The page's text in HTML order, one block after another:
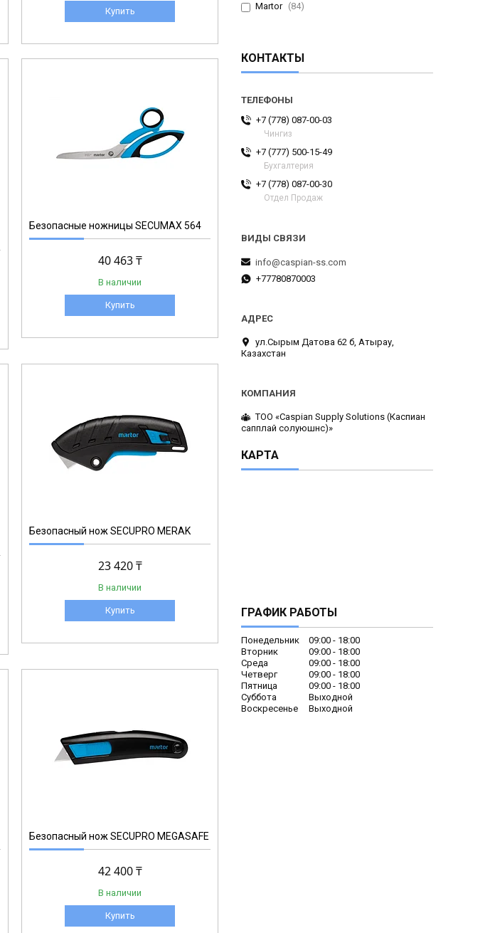
Купить
Безопасные ножницы SECUMAX 564
40 463 ₸
В наличии
Купить
Безопасный нож SECUPRO MERAK
23 420 ₸
В наличии
Купить
Безопасный нож SECUPRO MEGASAFE
42 400 ₸
В наличии
Купить
Martor
84
КОНТАКТЫ
+7 (778) 087-00-03
Чингиз
+7 (777) 500-15-49
Бухгалтерия
+7 (778) 087-00-30
Отдел Продаж
info@caspian-ss.com
+77780870003
ул.Сырым Датова 62 б, Атырау,
Казахстан
ТОО «Caspian Supply Solutions (Каспиан
сапплай солуюшнс)»
КАРТА
ГРАФИК РАБОТЫ
Понедельник 09:00
18:00
Вторник
09:00
18:00
Среда
09:00
18:00
Четверг
09:00
18:00
Пятница
09:00
18:00
Суббота
Выходной
Воскресенье
Выходной